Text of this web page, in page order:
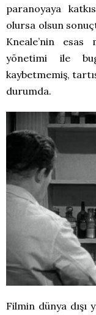
paranoyaya
olursa olsun
Kneale’nin esas
yönetimi ile
kaybetmemiş,
durumda.
Filmin dünya